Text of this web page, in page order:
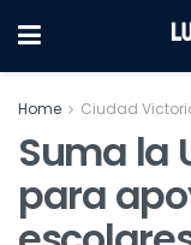
Home Ciudad
Suma la
para